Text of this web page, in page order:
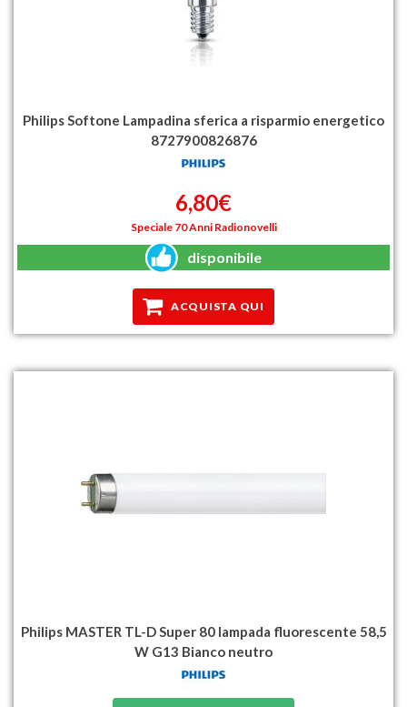
Philips Softone Lampadina sferica a risparmio energetico
8727900826876
6,80€
Speciale 70 Anni Radionovelli
disponibile
ACQUISTA QUI
Philips MASTER TL-D Super 80 lampada fluorescente 58,5
W G13 Bianco neutro